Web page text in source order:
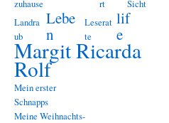
zuhause rt
Sicht
Landra
ub
Lebe
n
Leserat
te
lif
e
Margit Ricarda
Rolf
Mein erster
Schnapps
Meine Weihnachts-